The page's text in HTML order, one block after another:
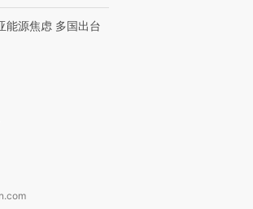
能源焦虑 多国出台